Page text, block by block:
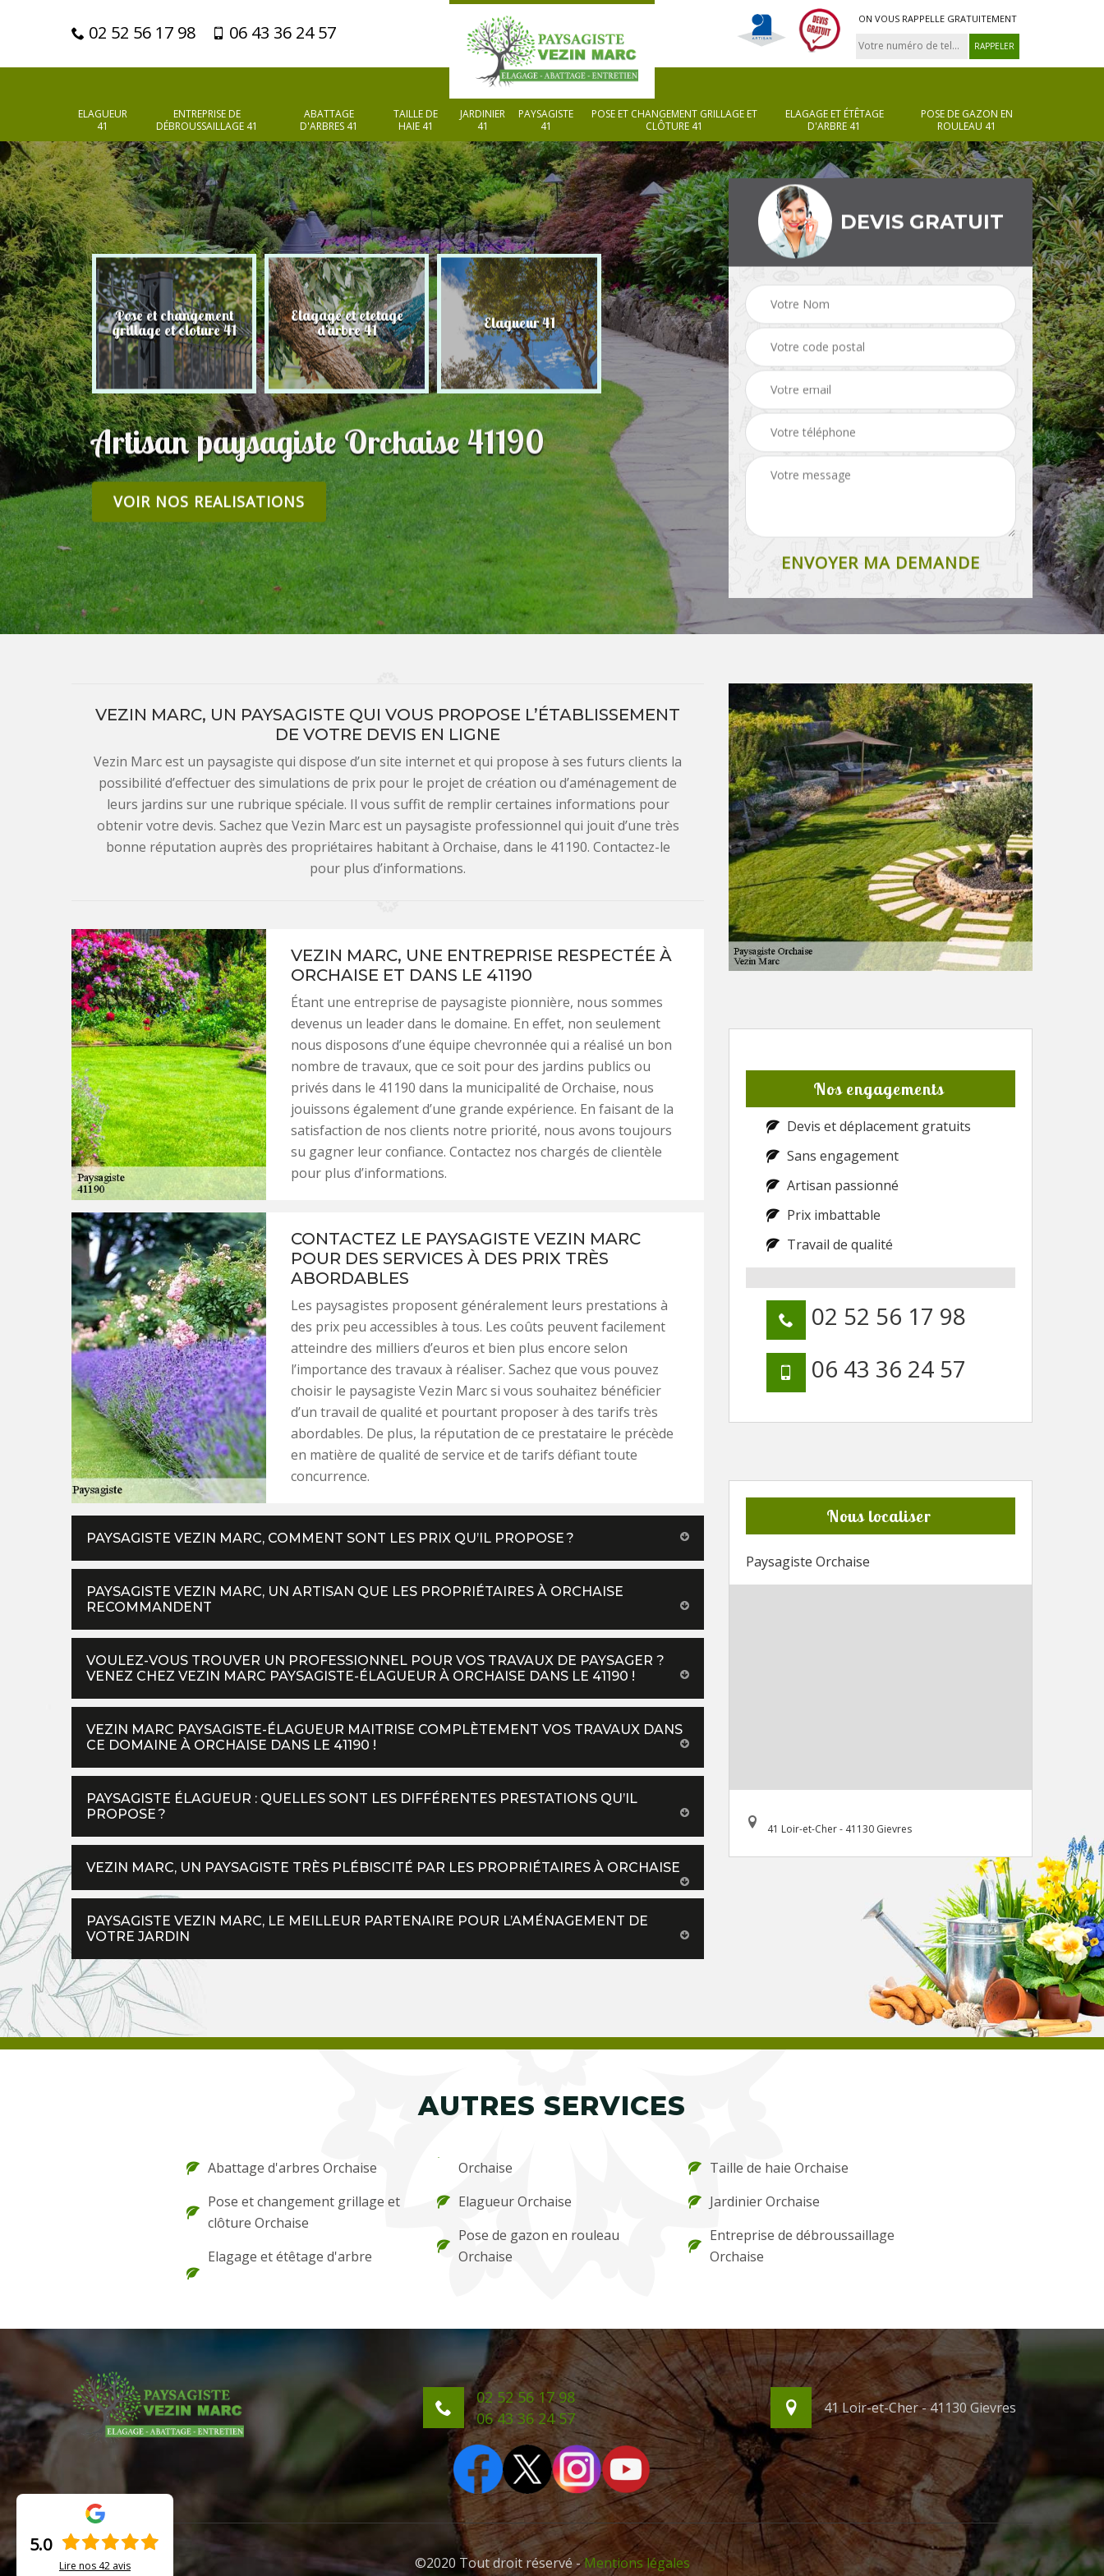
02 52 56 17 98 06 43 36 24 57
ON VOUS RAPPELLE GRATUITEMENT
ELAGUEUR
41
ENTREPRISE DE
DÉBROUSSAILLAGE 41
ABATTAGE
D'ARBRES 41
TAILLE DE
HAIE 41
JARDINIER
41
PAYSAGISTE
41
POSE ET CHANGEMENT GRILLAGE ET
CLÔTURE 41
ELAGAGE ET ÉTÊTAGE
D'ARBRE 41
POSE DE GAZON EN
ROULEAU 41
41 Pose et changement
grillage et cloture 41
Elagage et etetage
d'arbre 41 Elagueur 41 Paysagiste 41 Pose de gazon en
rouleau 41 Taille de haie 41
Artisan paysagiste Orchaise 41190
VOIR NOS REALISATIONS
DEVIS GRATUIT
VEZIN MARC, UN PAYSAGISTE QUI VOUS PROPOSE L’ÉTABLISSEMENT
DE VOTRE DEVIS EN LIGNE
Vezin Marc est un paysagiste qui dispose d’un site internet et qui propose à ses futurs clients la
possibilité d’effectuer des simulations de prix pour le projet de création ou d’aménagement de
leurs jardins sur une rubrique spéciale. Il vous suffit de remplir certaines informations pour
obtenir votre devis. Sachez que Vezin Marc est un paysagiste professionnel qui jouit d’une très
bonne réputation auprès des propriétaires habitant à Orchaise, dans le 41190. Contactez-le
pour plus d’informations.
VEZIN MARC, UNE ENTREPRISE RESPECTÉE À
ORCHAISE ET DANS LE 41190
Étant une entreprise de paysagiste pionnière, nous sommes
devenus un leader dans le domaine. En effet, non seulement
nous disposons d’une équipe chevronnée qui a réalisé un bon
nombre de travaux, que ce soit pour des jardins publics ou
privés dans le 41190 dans la municipalité de Orchaise, nous
jouissons également d’une grande expérience. En faisant de la
satisfaction de nos clients notre priorité, nous avons toujours
su gagner leur confiance. Contactez nos chargés de clientèle
pour plus d’informations.
CONTACTEZ LE PAYSAGISTE VEZIN MARC
POUR DES SERVICES À DES PRIX TRÈS
ABORDABLES
Les paysagistes proposent généralement leurs prestations à
des prix peu accessibles à tous. Les coûts peuvent facilement
atteindre des milliers d’euros et bien plus encore selon
l’importance des travaux à réaliser. Sachez que vous pouvez
choisir le paysagiste Vezin Marc si vous souhaitez bénéficier
d’un travail de qualité et pourtant proposer à des tarifs très
abordables. De plus, la réputation de ce prestataire le précède
en matière de qualité de service et de tarifs défiant toute
concurrence.
PAYSAGISTE VEZIN MARC, COMMENT SONT LES PRIX QU’IL PROPOSE ?
PAYSAGISTE VEZIN MARC, UN ARTISAN QUE LES PROPRIÉTAIRES À ORCHAISE
RECOMMANDENT
VOULEZ-VOUS TROUVER UN PROFESSIONNEL POUR VOS TRAVAUX DE PAYSAGER ?
VENEZ CHEZ VEZIN MARC PAYSAGISTE-ÉLAGUEUR À ORCHAISE DANS LE 41190 !
VEZIN MARC PAYSAGISTE-ÉLAGUEUR MAITRISE COMPLÈTEMENT VOS TRAVAUX DANS
CE DOMAINE À ORCHAISE DANS LE 41190 !
PAYSAGISTE ÉLAGUEUR : QUELLES SONT LES DIFFÉRENTES PRESTATIONS QU’IL
PROPOSE ?
VEZIN MARC, UN PAYSAGISTE TRÈS PLÉBISCITÉ PAR LES PROPRIÉTAIRES À ORCHAISE
PAYSAGISTE VEZIN MARC, LE MEILLEUR PARTENAIRE POUR L’AMÉNAGEMENT DE
VOTRE JARDIN
Nos engagements
Devis et déplacement gratuits
Sans engagement
Artisan passionné
Prix imbattable
Travail de qualité
02 52 56 17 98
06 43 36 24 57
Nous localiser
Paysagiste Orchaise
41 Loir-et-Cher - 41130 Gievres
AUTRES SERVICES
Abattage d'arbres Orchaise
Pose et changement grillage et
clôture Orchaise
Elagage et étêtage d'arbre
Orchaise
Elagueur Orchaise
Pose de gazon en rouleau
Orchaise
Taille de haie Orchaise
Jardinier Orchaise
Entreprise de débroussaillage
Orchaise
02 52 56 17 98
06 43 36 24 57
41 Loir-et-Cher - 41130 Gievres
©2020 Tout droit réservé -Mentions légales
5.0
Lire nos 42 avis